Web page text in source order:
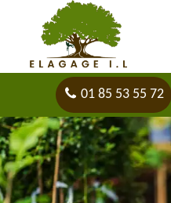
01 85 53 55 72